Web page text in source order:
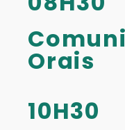
Orais
10H30